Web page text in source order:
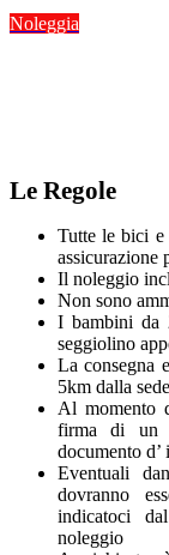
Noleggia
Le Regole
Tutte le bici e
assicurazione
Il noleggio
Non sono
I bambini da
seggiolino
La consegna
5km dalla
Al momento
firma di un
documento
Eventuali
dovranno
indicatoci
noleggio